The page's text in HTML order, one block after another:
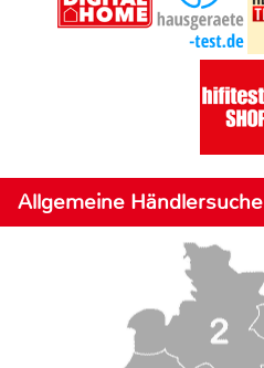
Allgemeine Händlersuche